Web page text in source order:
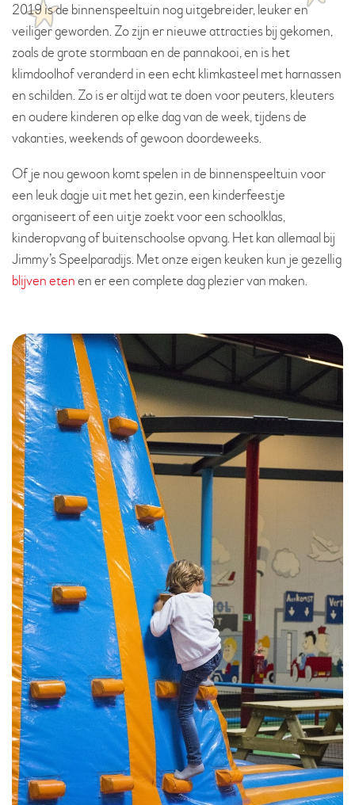
2019 is de binnenspeeltuin nog uitgebreider, leuker en
veiliger geworden. Zo zijn er nieuwe attracties bij gekomen,
zoals de grote stormbaan en de pannakooi, en is het
klimdoolhof veranderd in een echt klimkasteel met harnassen
en schilden. Zo is er altijd wat te doen voor peuters, kleuters
en oudere kinderen op elke dag van de week, tijdens de
vakanties, weekends of gewoon doordeweeks.
Of je nou gewoon komt spelen in de binnenspeeltuin voor
een leuk dagje uit met het gezin, een kinderfeestje
organiseert of een uitje zoekt voor een schoolklas,
kinderopvang of buitenschoolse opvang. Het kan allemaal bij
Jimmy’s Speelparadijs. Met onze eigen keuken kun je gezellig
blijven etenen er een complete dag plezier van maken.